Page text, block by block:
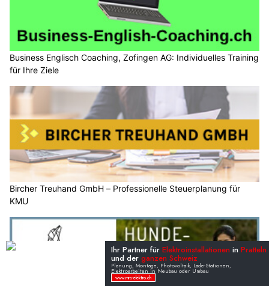
Business Englisch Coaching, Zofingen AG: Individuelles Training
für Ihre Ziele
Bircher Treuhand GmbH – Professionelle Steuerplanung für
KMU